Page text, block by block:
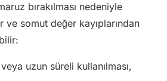
bırakılması nedeniyle
ve somut değer kayıplarından
uzun süreli kullanılması,